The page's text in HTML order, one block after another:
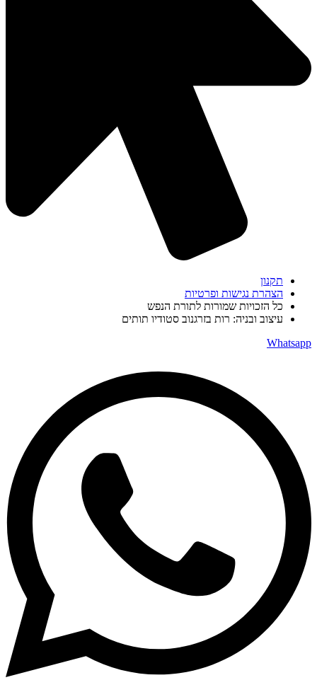
תקנון
הצהרת נגישות ופרטיות
כל הזכויות שמורות לתורת הנפש
עיצוב ובניה: רות בזרגנוב סטודיו תותים
Whatsapp